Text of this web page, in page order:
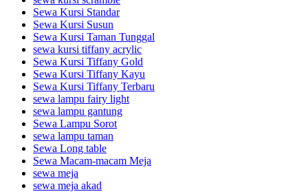
Sewa Kursi Standar
Sewa Kursi Susun
Sewa Kursi Taman Tunggal
sewa kursi tiffany acrylic
Sewa Kursi Tiffany Gold
Sewa Kursi Tiffany Kayu
Sewa Kursi Tiffany Terbaru
sewa lampu fairy light
sewa lampu gantung
Sewa Lampu Sorot
sewa lampu taman
Sewa Long table
Sewa Macam-macam Meja
sewa meja
sewa meja akad